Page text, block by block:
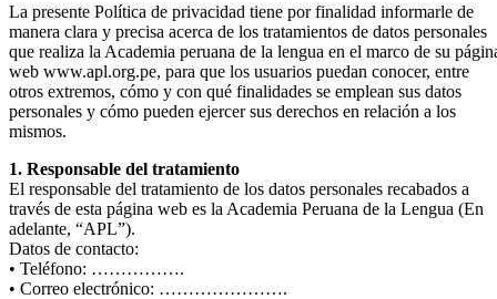
La presente Política de privacidad tiene por finalidad informarle de
manera clara y precisa acerca de los tratamientos de datos personales
que realiza la Academia peruana de la lengua en el marco de su
web www.apl.org.pe, para que los usuarios puedan conocer, entre
otros extremos, cómo y con qué finalidades se emplean sus datos
personales y cómo pueden ejercer sus derechos en relación a los
mismos.
1. Responsable del tratamiento
El responsable del tratamiento de los datos personales recabados a
través de esta página web es la Academia Peruana de la Lengua (En
adelante, “APL”).
Datos de contacto:
• Teléfono: …………….
• Correo electrónico: ………………….